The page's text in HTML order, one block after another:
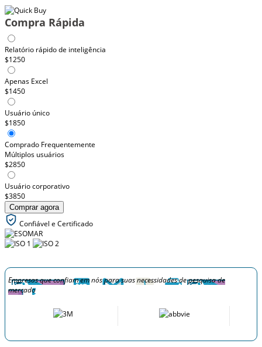
Compra Rápida
Relatório rápido de inteligência
$1250
Apenas Excel
$1450
Usuário único
$1850
Comprado Frequentemente
Múltiplos usuários
$2850
Usuário corporativo
$3850
Comprar agora
Confiável e Certificado
Empresas que confiam em nós para suas necessidades de pesquisa de
mercado